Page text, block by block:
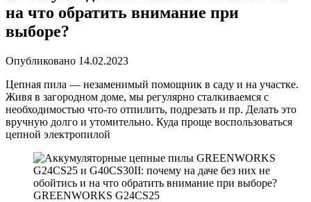
на что обратить внимание при
выборе?
Опубликовано 14.02.2023
Цепная пила — незаменимый помощник в саду и на участке.
Живя в загородном доме, мы регулярно сталкиваемся с
необходимостью что-то отпилить, подрезать и пр. Делать это
вручную долго и утомительно. Куда проще воспользоваться
цепной электропилой
GREENWORKS G24CS25